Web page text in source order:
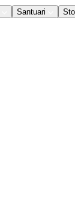
Santuari